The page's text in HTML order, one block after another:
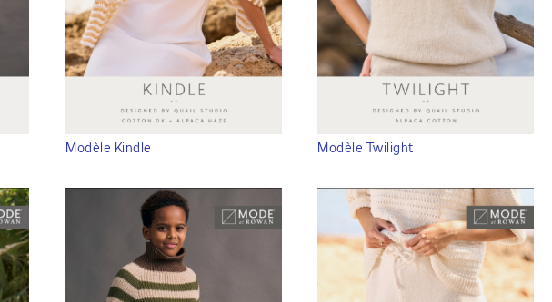
Modèle Kindle Modèle Twilight